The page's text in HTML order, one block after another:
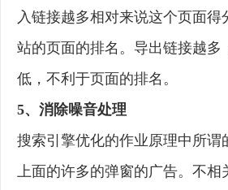
入链接越多相对来说这个页面得
站的页面的排名。导出链接越多
低，不利于页面的排名。
5、消除噪音处理
搜索引擎优化的作业原理中所谓
上面的许多的弹窗的广告。不相